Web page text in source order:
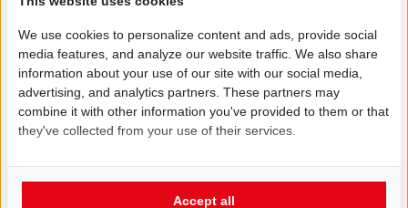
Email(Vereist)
We use cookies to personalize content and ads, provide social
media features, and analyze our website traffic. We also share
information about your use of our site with our social media,
advertising, and analytics partners. These partners may
combine it with other information you've provided to them or that
they've collected from your use of their services.
Accept all